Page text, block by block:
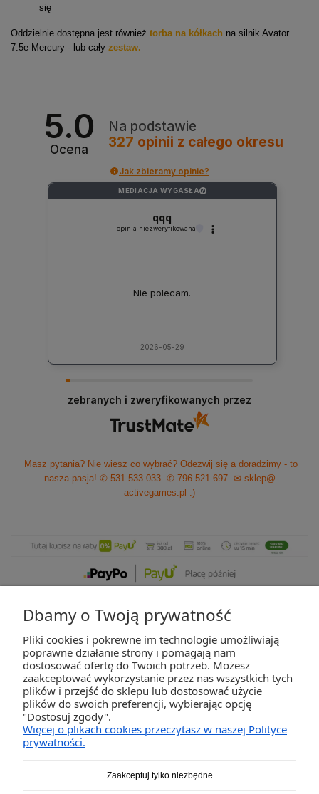
się
Oddzielnie dostępna jest również torba na kółkach na silnik Avator
7.5e Mercury - lub cały zestaw.
5.0
Ocena
Na podstawie
327 opinii z całego okresu
Jak zbieramy opinie?
MEDIACJA WYGASŁA ?
qqq
opinia niezweryfikowana
Nie polecam.
2026-05-29
zebranych i zweryfikowanych przez
Masz pytania? Nie wiesz co wybrać? Odezwij się a doradzimy - to
nasza pasja! ✆ 531 533 033 ✆ 796 521 697
✉ sklep@
activegames.pl :)
ZAKUPY
POMOC
Dbamy o Twoją prywatność
Pliki cookies i pokrewne im technologie umożliwiają
poprawne działanie strony i pomagają nam
dostosować ofertę do Twoich potrzeb. Możesz
zaakceptować wykorzystanie przez nas wszystkich tych
plików i przejść do sklepu lub dostosować użycie
plików do swoich preferencji, wybierając opcję
"Dostosuj zgody".
Więcej o plikach cookies przeczytasz w naszej Polityce
prywatności.
Zaakceptuj tylko niezbędne